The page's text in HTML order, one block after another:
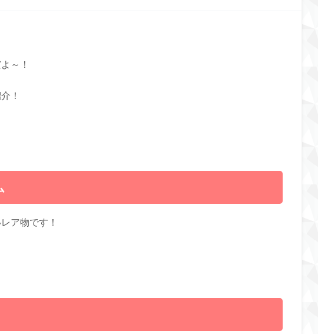
～！
！
ア物です！